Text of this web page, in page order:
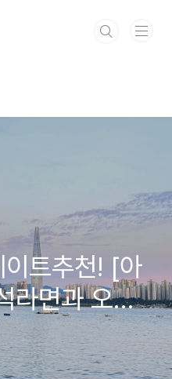
트추천! [아
라면과 오리